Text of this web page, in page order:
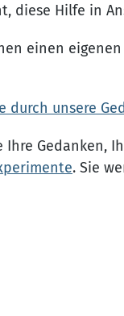
diese Hilfe in
einen
durch unsere
Gedanken,
. Sie